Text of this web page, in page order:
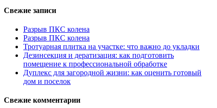
Свежие записи
Разрыв ПКС колена
Разрыв ПКС колена
Тротуарная плитка на участке: что важно до укладки
Дезинсекция и дератизация: как подготовить
помещение к профессиональной обработке
Дуплекс для загородной жизни: как оценить готовый
дом и поселок
Свежие комментарии